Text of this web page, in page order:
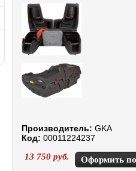
Производитель: GKA
Код: 00011224237
13 750 руб. Оформить